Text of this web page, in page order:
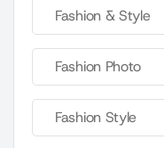
Fashion & Style
Fashion Photo
Fashion Style